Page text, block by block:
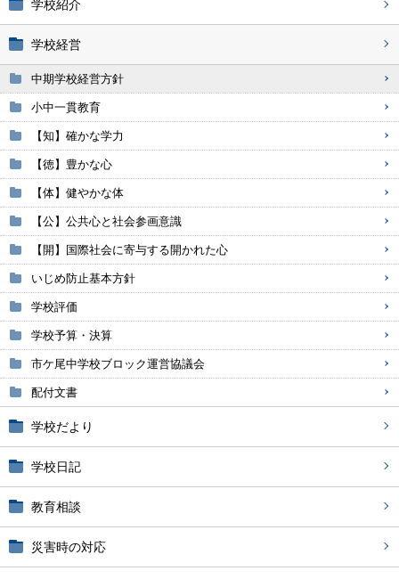
学校紹介
学校経営
中期学校経営方針
小中一貫教育
【知】確かな学力
【徳】豊かな心
【体】健やかな体
【公】公共心と社会参画意識
【開】国際社会に寄与する開かれた心
いじめ防止基本方針
学校評価
学校予算・決算
市ケ尾中学校ブロック運営協議会
配付文書
学校だより
学校日記
教育相談
災害時の対応